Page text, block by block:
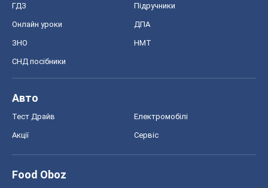
ГДЗ Підручники
Онлайн уроки ДПА
ЗНО НМТ
СНД посібники
Авто
Тест Драйв Електромобілі
Акції Сервіс
Food Oboz